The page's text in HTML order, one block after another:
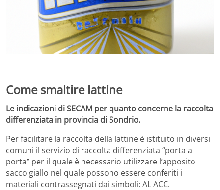
Come smaltire lattine
Le indicazioni di SECAM per quanto concerne la raccolta
differenziata in provincia di Sondrio.
Per facilitare la raccolta della lattine è istituito in diversi
comuni il servizio di raccolta differenziata “porta a
porta” per il quale è necessario utilizzare l’apposito
sacco giallo nel quale possono essere conferiti i
materiali contrassegnati dai simboli: AL ACC.